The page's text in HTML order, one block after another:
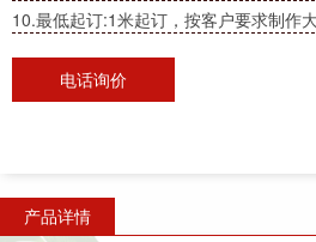
10.最低起订:1米起订，按客户要求制作
电话询价
产品详情